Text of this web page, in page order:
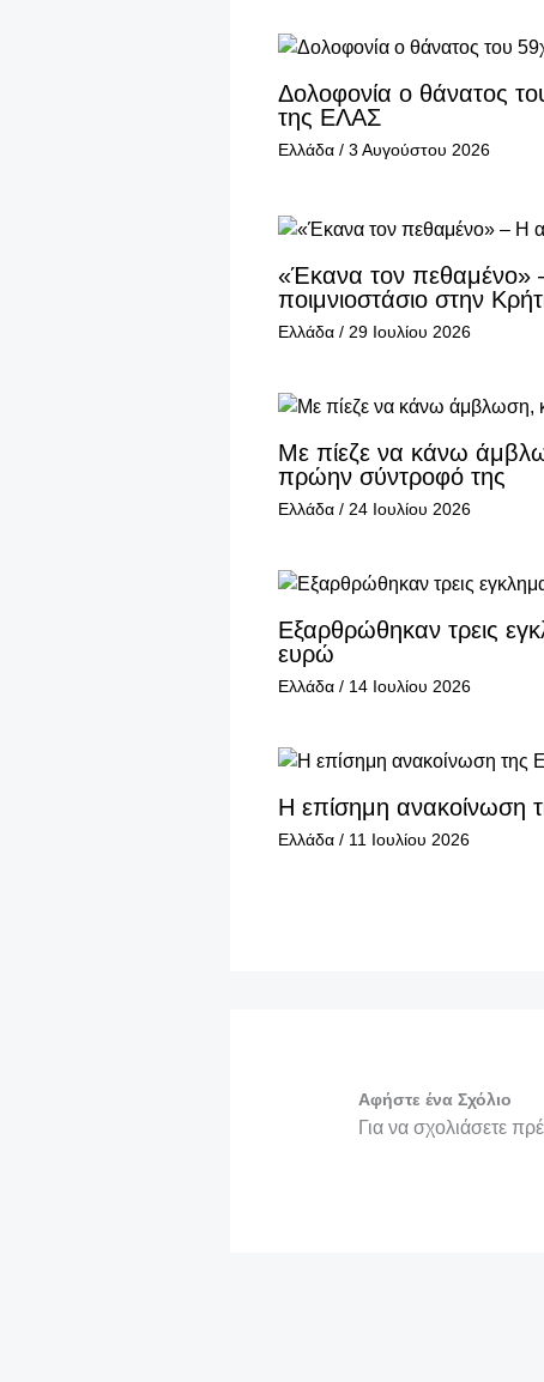
Δολοφονία ο θάνατος
της ΕΛΑΣ
Ελλάδα / 3 Αυγούστου 2026
«Έκανα τον πεθαμένο»
ποιμνιοστάσιο στην
Ελλάδα / 29 Ιουλίου 2026
Με πίεζε να κάνω
πρώην σύντροφό της
Ελλάδα / 24 Ιουλίου 2026
Εξαρθρώθηκαν τρεις
ευρώ
Ελλάδα / 14 Ιουλίου 2026
Η επίσημη ανακοίνωση
Ελλάδα / 11 Ιουλίου 2026
Αφήστε ένα Σχόλιο
Για να σχολιάσετε